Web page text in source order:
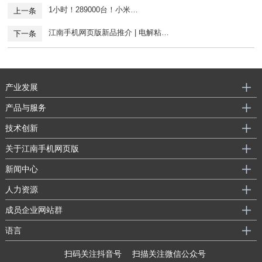
上一条 1小时！289000台！小米…
下一条 江南手机网页版新品推介 | 电解粘…
产业发展
产品与服务
技术创新
关于江南手机网页版
新闻中心
人力资源
成员企业网站群
语言
扫码关注抖音号 扫描关注微信公众号